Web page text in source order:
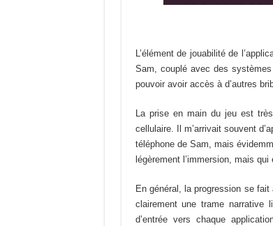
L’élément de jouabilité de
Sam, couplé avec des
pouvoir avoir accès à d’autres
La prise en main du jeu est
cellulaire. Il m’arrivait souvent
téléphone de Sam, mais
légèrement l’immersion, mais
En général, la progression se
clairement une trame narrative
d’entrée vers chaque